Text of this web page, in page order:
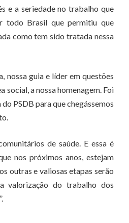
e a seriedade no trabalho que
todo Brasil que permitiu que
como tem sido tratada nessa
nossa guia e líder em questões
social, a nossa homenagem. Foi
PSDB para que chegássemos
de saúde. E essa é
nos próximos anos, estejam
outras e valiosas etapas serão
valorização do trabalho dos